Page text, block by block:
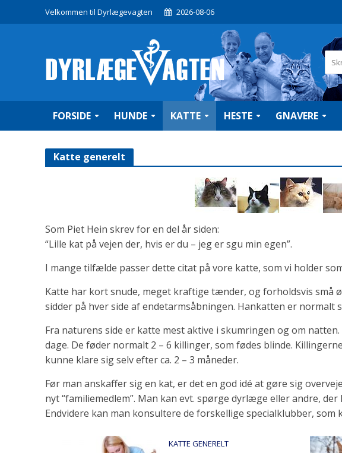
Velkommen til Dyrlægevagten 2026-08-06
FORSIDE HUNDE KATTE HESTE GNAVERE
Katte generelt
Som Piet Hein skrev for en del år siden:
“Lille kat på vejen der, hvis er du – jeg er sgu min egen”.
I mange tilfælde passer dette citat på vore katte, som vi holder
Katte har kort snude, meget kraftige tænder, og forholdsvis små
sidder på hver side af endetarmsåbningen. Hankatten er normalt
Fra naturens side er katte mest aktive i skumringen og om
dage. De føder normalt 2 – 6 killinger, som fødes blinde.
kunne klare sig selv efter ca. 2 – 3 måneder.
Før man anskaffer sig en kat, er det en god idé at gøre sig
nyt “familiemedlem”. Man kan evt. spørge dyrlæge eller andre,
Endvidere kan man konsultere de forskellige specialklubber, som
KATTE GENERELT